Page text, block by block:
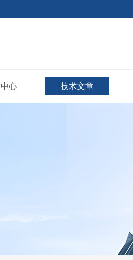
心 技术文章